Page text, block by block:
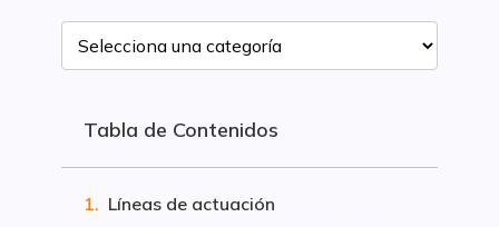
Tabla de Contenidos
Líneas de actuación